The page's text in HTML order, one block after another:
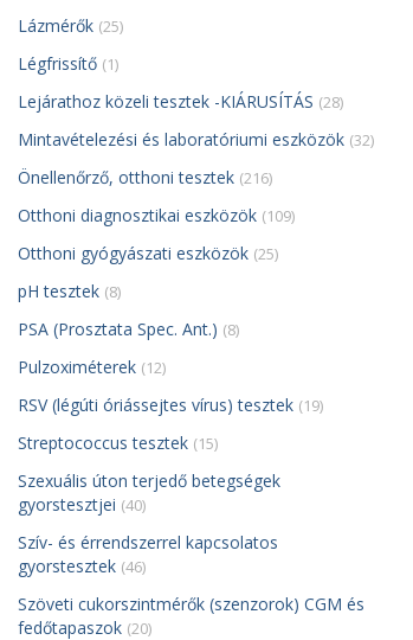
Lázmérők (25)
Légfrissítő (1)
Lejárathoz közeli tesztek -KIÁRUSÍTÁS (28)
Mintavételezési és laboratóriumi eszközök (32)
Önellenőrző, otthoni tesztek (216)
Otthoni diagnosztikai eszközök (109)
Otthoni gyógyászati eszközök (25)
pH tesztek (8)
PSA (Prosztata Spec. Ant.) (8)
Pulzoximéterek (12)
RSV (légúti óriássejtes vírus) tesztek (19)
Streptococcus tesztek (15)
Szexuális úton terjedő betegségek
gyorstesztjei (40)
Szív- és érrendszerrel kapcsolatos
gyorstesztek (46)
Szöveti cukorszintmérők (szenzorok) CGM és
fedőtapaszok (20)